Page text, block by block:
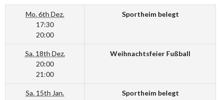
Mo. 6th Dez.
17:30
20:00
Sportheim belegt
Sa. 18th Dez.
20:00
21:00
Weihnachtsfeier Fußball
Sa. 15th Jan. Sportheim belegt